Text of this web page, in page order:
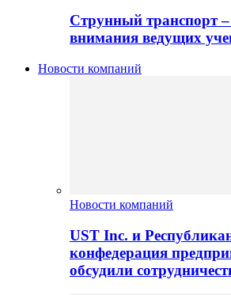
Струнный транспорт –
внимания ведущих
Новости компаний
Новости компаний
UST Inc. и
конфедерация
обсудили